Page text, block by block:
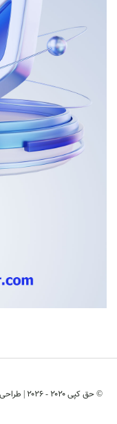
© حق کپی ۲۰۲۰ - ۲۰۲6 | طراحی شده توسط